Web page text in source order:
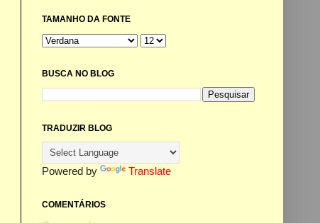
TAMANHO DA FONTE
BUSCA NO BLOG
TRADUZIR BLOG
Powered by Translate
COMENTÁRIOS